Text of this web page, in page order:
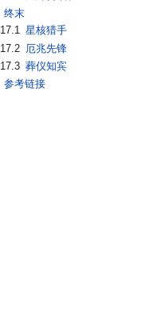
终末
17.1 星核猎手
17.2 厄兆先锋
17.3 葬仪知宾
参考链接